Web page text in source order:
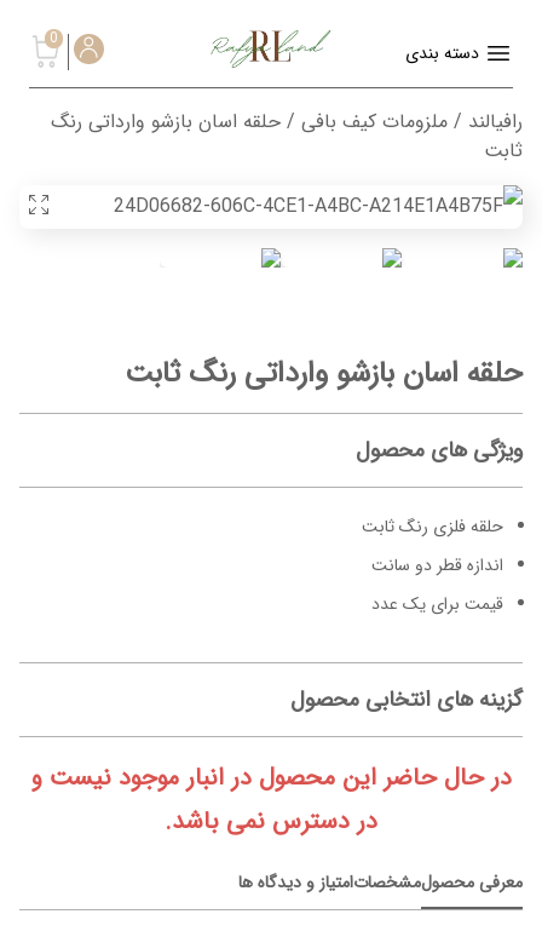
دسته بندی
0
رافیالند / ملزومات کیف بافی / حلقه اسان بازشو وارداتی رنگ
ثابت
حلقه اسان بازشو وارداتی رنگ ثابت
ویژگی های محصول
حلقه فلزی رنگ ثابت
اندازه قطر دو سانت
قیمت برای یک عدد
گزینه های انتخابی محصول
در حال حاضر این محصول در انبار موجود نیست و
در دسترس نمی باشد.
معرفی محصولمشخصاتامتیاز و دیدگاه ها